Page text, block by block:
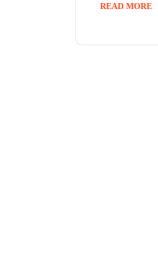
READ MORE